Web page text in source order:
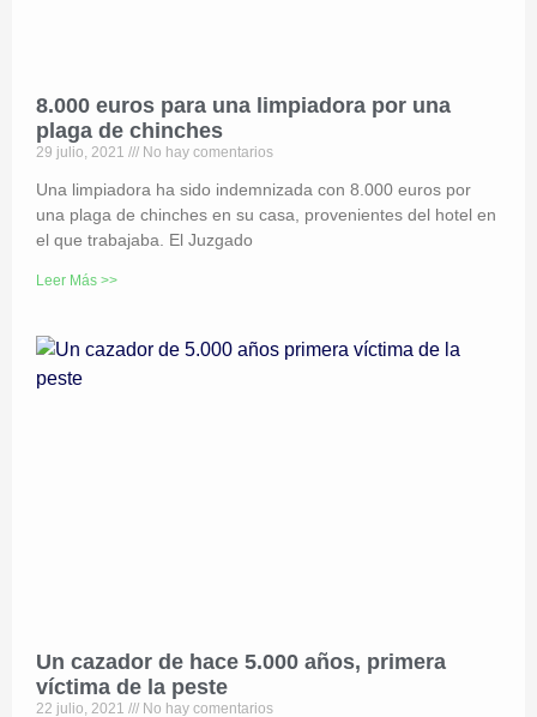
8.000 euros para una limpiadora por una
plaga de chinches
29 julio, 2021 No hay comentarios
Una limpiadora ha sido indemnizada con 8.000 euros por
una plaga de chinches en su casa, provenientes del hotel en
el que trabajaba. El Juzgado
Leer Más >>
Un cazador de hace 5.000 años, primera
víctima de la peste
22 julio, 2021 No hay comentarios